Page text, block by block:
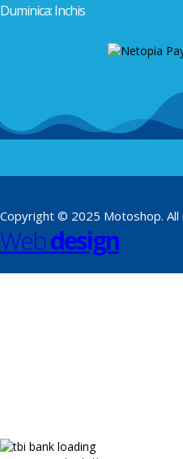
Duminica: Inchis
Copyright © 2025 Motoshop.
Webdesign